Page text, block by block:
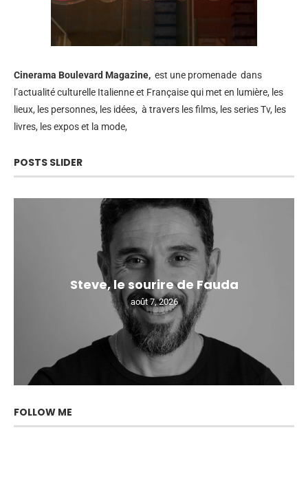
Cinerama Boulevard Magazine, est une promenade dans
l’actualité culturelle Italienne et Française qui met en lumière, les
lieux, les personnes, les idées, à travers les films, les series Tv, les
livres, les expos et la mode,
POSTS SLIDER
Steve, le sourire de Fauda
août 7, 2026
FOLLOW ME